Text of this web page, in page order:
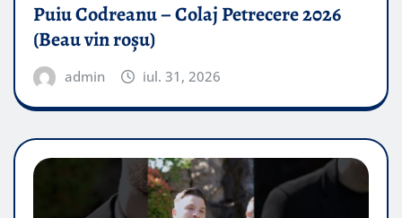
Puiu Codreanu – Colaj Petrecere 2026
(Beau vin roșu)
admin iul. 31, 2026